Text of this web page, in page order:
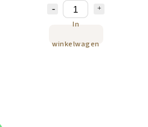
In
winkelwagen